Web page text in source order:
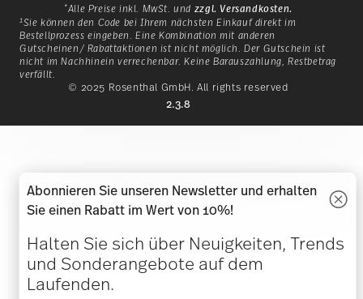
Mit einer Geschichte, die 1814
in Bayern begann, ist
Hutschenreuther eine
zu leben.
*Alle Preise inkl. MwSt. und zzgl. Versandkosten.
1Sie können den Code bei Ihrem nächsten Einkauf direkt im
Bestellprozess eingeben. Eine Kombination mit anderen
Gutscheinen/ Rabattaktionen ist nicht möglich. Der Gutschein ist
nicht im Nachhinein verrechenbar. Keine Barauszahlung, Restbetrag
verfällt.
© 2025 Rosenthal GmbH. All rights reserved
2.3.8
Abonnieren Sie unseren Newsletter und erhalten
Sie einen Rabatt im Wert von 10%!
Halten Sie sich über Neuigkeiten, Trends
und Sonderangebote auf dem
Laufenden.